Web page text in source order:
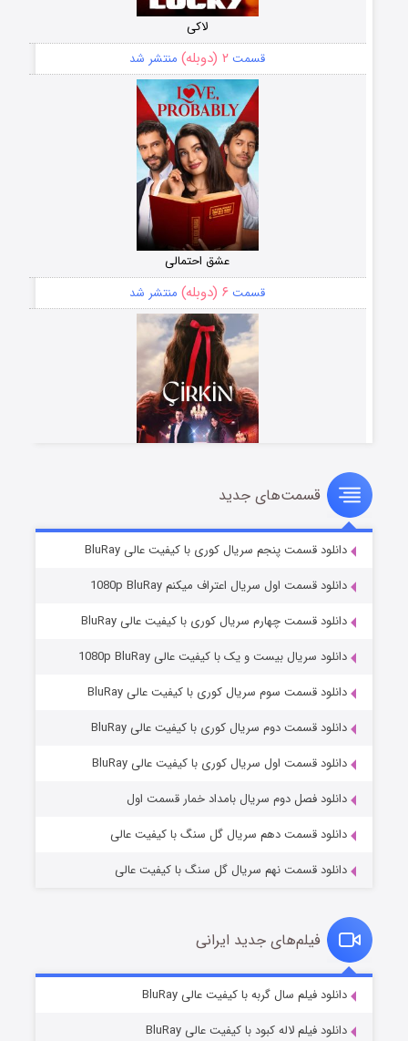
لاکی
قسمت ۲ (دوبله) منتشر شد
عشق احتمالی
قسمت ۶ (دوبله) منتشر شد
سریال زشت
قسمت۵ (زیرنویس) منتشر شد
وستی ها
قسمت۱ (زیرنویس) منتشر شد
قسمت۶ (زیرنویس) منتشر شد
قسمت‌های جدید
دانلود قسمت پنجم سریال کوری با کیفیت عالی BluRay
دانلود قسمت اول سریال اعتراف میکنم 1080p BluRay
دانلود قسمت چهارم سریال کوری با کیفیت عالی BluRay
دانلود سریال بیست و یک با کیفیت عالی 1080p BluRay
دانلود قسمت سوم سریال کوری با کیفیت عالی BluRay
دانلود قسمت دوم سریال کوری با کیفیت عالی BluRay
دانلود قسمت اول سریال کوری با کیفیت عالی BluRay
دانلود فصل دوم سریال بامداد خمار قسمت اول
دانلود قسمت دهم سریال گل سنگ با کیفیت عالی
دانلود قسمت نهم سریال گل سنگ با کیفیت عالی
فیلم‌های جدید ایرانی
دانلود فیلم سال گربه با کیفیت عالی BluRay
دانلود فیلم لاله کبود با کیفیت عالی BluRay